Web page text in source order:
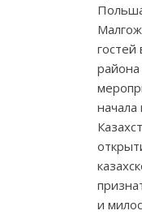
начала
и